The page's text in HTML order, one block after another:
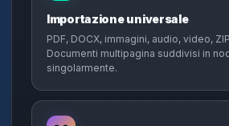
Importazione universale
PDF, DOCX, immagini, audio, video,
Documenti multipagina suddivisi in
singolarmente.